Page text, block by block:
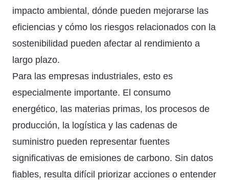
impacto ambiental, dónde pueden mejorarse las
eficiencias y cómo los riesgos relacionados con la
sostenibilidad pueden afectar al rendimiento a
largo plazo.
Para las empresas industriales, esto es
especialmente importante. El consumo
energético, las materias primas, los procesos de
producción, la logística y las cadenas de
suministro pueden representar fuentes
significativas de emisiones de carbono. Sin datos
fiables, resulta difícil priorizar acciones o entender